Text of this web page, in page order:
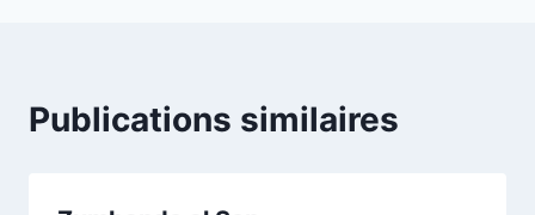
Publications similaires